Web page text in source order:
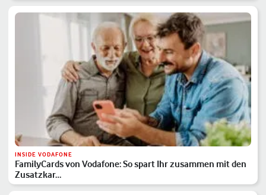
INSIDE VODAFONE
FamilyCards von Vodafone: So spart Ihr zusammen mit den
Zusatzkar…